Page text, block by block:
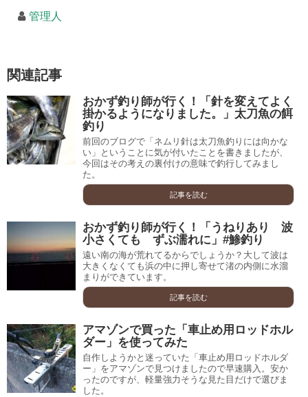
管理人
関連記事
おかず釣り師が行く！「針を変えてよく
掛かるようになりました。」太刀魚の餌
釣り
前回のブログで「ネムリ針は太刀魚釣りには向かな
い」ということに気が付いたことを書きましたが、
今回はその考えの裏付けの意味で釣行してみまし
た。
記事を読む
おかず釣り師が行く！「うねりあり 波
小さくても ずぶ濡れに」#鯵釣り
遠い南の海が荒れてるからでしょうか？大して波は
大きくなくても浜の中に押し寄せて渚の内側に水溜
まりができています。
記事を読む
アマゾンで買った「車止め用ロッドホル
ダー」を使ってみた
自作しようかと迷っていた「車止め用ロッドホルダ
ー」をアマゾンで見つけましたので早速購入。安か
ったのですが、軽量強力そうな見た目だけで選びま
した。